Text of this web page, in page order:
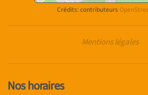
Crédits: contributeurs
Mentions légales
Nos horaires